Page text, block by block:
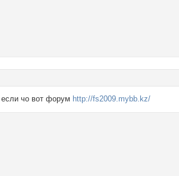
если чо вот форум http://fs2009.mybb.kz/